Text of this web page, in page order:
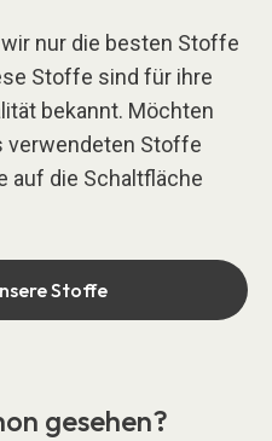
nur die besten Stoffe
Stoffe sind für ihre
bekannt. Möchten
verwendeten Stoffe
auf die Schaltfläche
Stoffe
gesehen?